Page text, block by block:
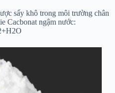
sấy khô trong môi trường chân
Cacbonat ngậm nước: